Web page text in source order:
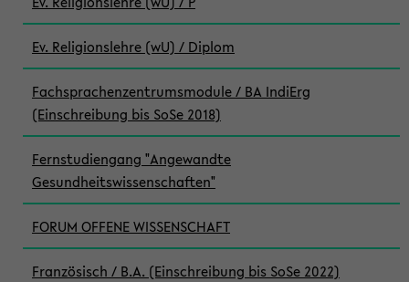
Ev. Religionslehre (wU) / Diplom
Fachsprachenzentrumsmodule / BA IndiErg
(Einschreibung bis SoSe 2018)
Fernstudiengang "Angewandte
Gesundheitswissenschaften"
FORUM OFFENE WISSENSCHAFT
Französisch / B.A. (Einschreibung bis SoSe 2022)